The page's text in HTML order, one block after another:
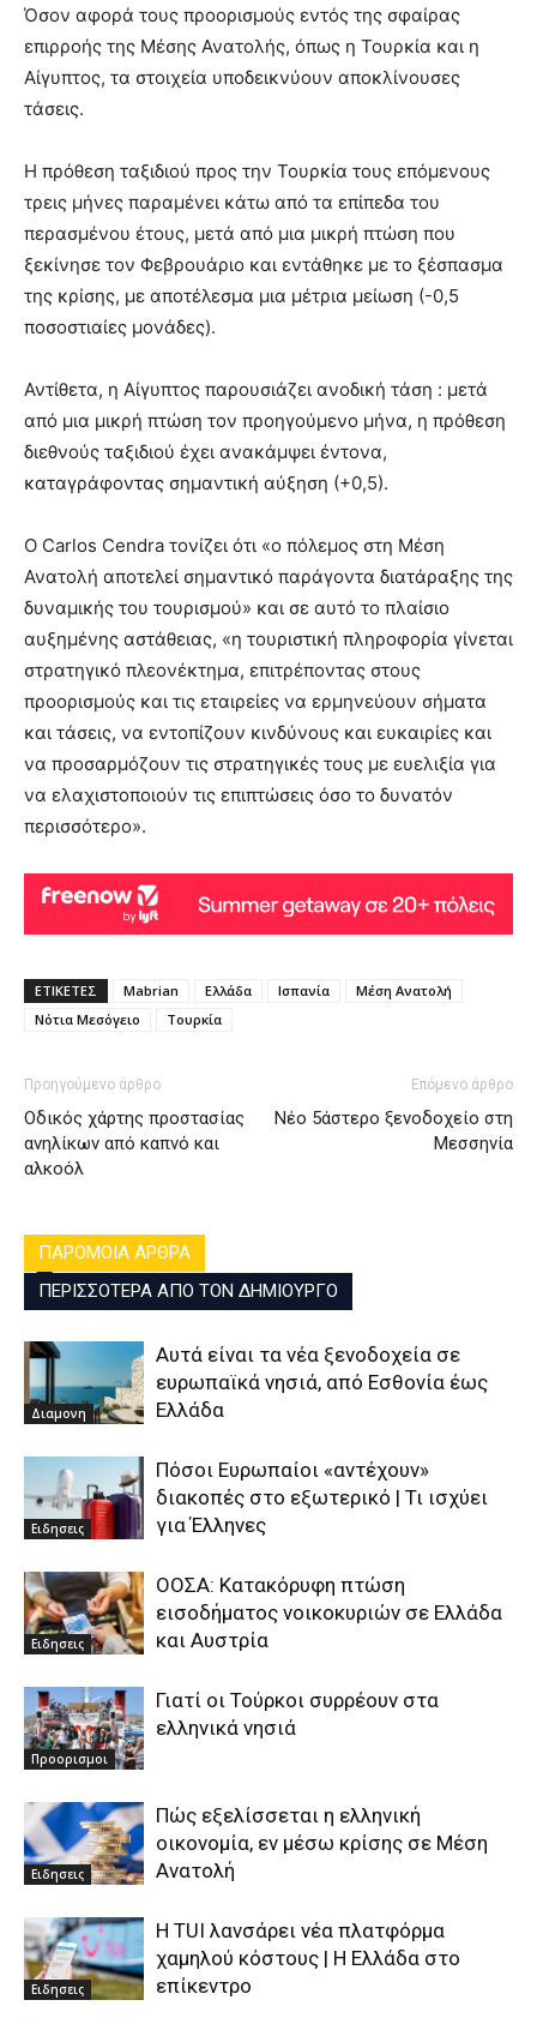
Όσον αφορά τους προορισμούς εντός της σφαίρας
επιρροής της Μέσης Ανατολής, όπως η Τουρκία και η
Αίγυπτος, τα στοιχεία υποδεικνύουν αποκλίνουσες
τάσεις.
Η πρόθεση ταξιδιού προς την Τουρκία τους επόμενους
τρεις μήνες παραμένει κάτω από τα επίπεδα του
περασμένου έτους, μετά από μια μικρή πτώση που
ξεκίνησε τον Φεβρουάριο και εντάθηκε με το ξέσπασμα
της κρίσης, με αποτέλεσμα μια μέτρια μείωση (-0,5
ποσοστιαίες μονάδες).
Αντίθετα, η Αίγυπτος παρουσιάζει ανοδική τάση : μετά
από μια μικρή πτώση τον προηγούμενο μήνα, η πρόθεση
διεθνούς ταξιδιού έχει ανακάμψει έντονα,
καταγράφοντας σημαντική αύξηση (+0,5).
Ο Carlos Cendra τονίζει ότι «ο πόλεμος στη Μέση
Ανατολή αποτελεί σημαντικό παράγοντα διατάραξης της
δυναμικής του τουρισμού» και σε αυτό το πλαίσιο
αυξημένης αστάθειας, «η τουριστική πληροφορία γίνεται
στρατηγικό πλεονέκτημα, επιτρέποντας στους
προορισμούς και τις εταιρείες να ερμηνεύουν σήματα
και τάσεις, να εντοπίζουν κινδύνους και ευκαιρίες και
να προσαρμόζουν τις στρατηγικές τους με ευελιξία για
να ελαχιστοποιούν τις επιπτώσεις όσο το δυνατόν
περισσότερο».
ΕΤΙΚΕΤΕΣ Mabrian Ελλάδα Ισπανία
Μέση Ανατολή
Νότια Μεσόγειο
Τουρκία
Προηγούμενο άρθρο
Οδικός χάρτης προστασίας
ανηλίκων από καπνό και
αλκοόλ
Επόμενο άρθρο
Νέο 5άστερο ξενοδοχείο στη
Μεσσηνία
ΠΑΡΟΜΟΙΑ ΑΡΘΡΑ
ΠΕΡΙΣΣΟΤΕΡΑ ΑΠΟ ΤΟΝ ΔΗΜΙΟΥΡΓΟ
Διαμονη
Αυτά είναι τα νέα ξενοδοχεία σε
ευρωπαϊκά νησιά, από Εσθονία έως
Ελλάδα
Ειδησεις
Πόσοι Ευρωπαίοι «αντέχουν»
διακοπές στο εξωτερικό | Τι ισχύει
για Έλληνες
Ειδησεις
ΟΟΣΑ: Κατακόρυφη πτώση
εισοδήματος νοικοκυριών σε Ελλάδα
και Αυστρία
Προορισμοι
Γιατί οι Τούρκοι συρρέουν στα
ελληνικά νησιά
Ειδησεις
Πώς εξελίσσεται η ελληνική
οικονομία, εν μέσω κρίσης σε Μέση
Ανατολή
Ειδησεις
Η TUI λανσάρει νέα πλατφόρμα
χαμηλού κόστους | Η Ελλάδα στο
επίκεντρο